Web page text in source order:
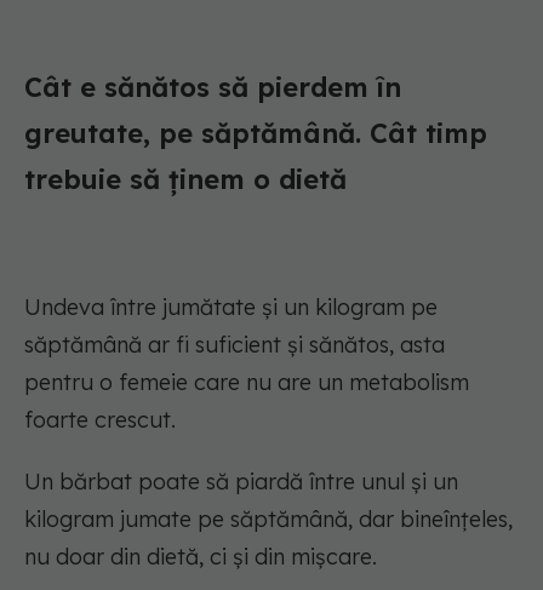
Cât e sănătos să pierdem în
greutate, pe săptămână. Cât timp
trebuie să ținem o dietă
Undeva între jumătate și un kilogram pe
săptămână ar fi suficient și sănătos, asta
pentru o femeie care nu are un metabolism
foarte crescut.
Un bărbat poate să piardă între unul și un
kilogram jumate pe săptămână, dar bineînțeles,
nu doar din dietă, ci și din mișcare.